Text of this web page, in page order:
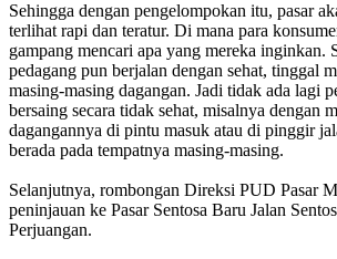
Sehingga dengan pengelompokan itu, pasar
terlihat rapi dan teratur. Di mana para
gampang mencari apa yang mereka inginkan.
pedagang pun berjalan dengan sehat, tinggal
masing-masing dagangan. Jadi tidak ada lagi
bersaing secara tidak sehat, misalnya dengan
dagangannya di pintu masuk atau di pinggir
berada pada tempatnya masing-masing.
Selanjutnya, rombongan Direksi PUD Pasar
peninjauan ke Pasar Sentosa Baru Jalan
Perjuangan.